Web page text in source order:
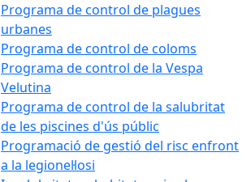
Programa de control de plagues
urbanes
Programa de control de coloms
Programa de control de la Vespa
Velutina
Programa de control de la salubritat
de les piscines d'ús públic
Programació de gestió del risc enfront
a la legionel·losi